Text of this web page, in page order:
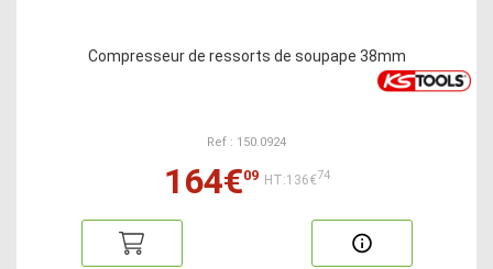
Compresseur de ressorts de soupape 38mm
Ref : 150.0924
164€09 HT:136€74